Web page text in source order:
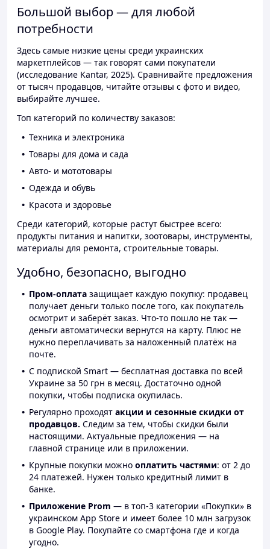
Большой выбор — для любой
потребности
Здесь самые низкие цены среди украинских
маркетплейсов — так говорят сами покупатели
(исследование Kantar, 2025). Сравнивайте предложения
от тысяч продавцов, читайте отзывы с фото и видео,
выбирайте лучшее.
Топ категорий по количеству заказов:
Техника и электроника
Товары для дома и сада
Авто- и мототовары
Одежда и обувь
Красота и здоровье
Среди категорий, которые растут быстрее всего:
продукты питания и напитки, зоотовары, инструменты,
материалы для ремонта, строительные товары.
Удобно, безопасно, выгодно
Пром-оплата защищает каждую покупку: продавец
получает деньги только после того, как покупатель
осмотрит и заберёт заказ. Что-то пошло не так —
деньги автоматически вернутся на карту. Плюс не
нужно переплачивать за наложенный платёж на
почте.
С подпиской Smart — бесплатная доставка по всей
Украине за 50 грн в месяц. Достаточно одной
покупки, чтобы подписка окупилась.
Регулярно проходят акции и сезонные скидки от
продавцов. Следим за тем, чтобы скидки были
настоящими. Актуальные предложения — на
главной странице или в приложении.
Крупные покупки можно оплатить частями: от 2 до
24 платежей. Нужен только кредитный лимит в
банке.
Приложение Prom — в топ-3 категории «Покупки» в
украинском App Store и имеет более 10 млн загрузок
в Google Play. Покупайте со смартфона где и когда
угодно.